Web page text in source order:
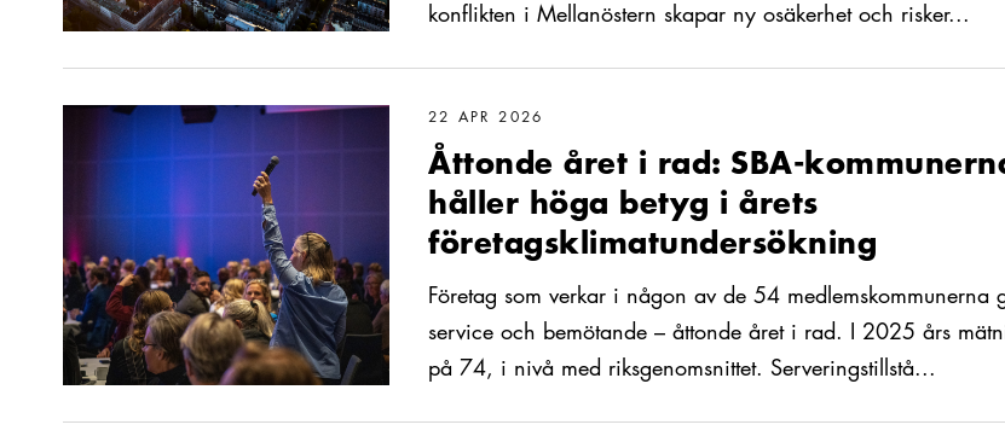
konflikten i Mellanöstern skapar ny osäkerhet och risker...
22 APR 2026
Åttonde året i rad: SBA-
håller höga betyg i årets
företagsklimatundersökning
Företag som verkar i någon av de 54 medlemskommunerna
service och bemötande – åttonde året i rad. I 2025 års
på 74, i nivå med riksgenomsnittet. Serveringstillstå...
Läs mer om Åttonde året i rad: SBA-kommunerna håller höga betyg i årets företagsklimatundersökning